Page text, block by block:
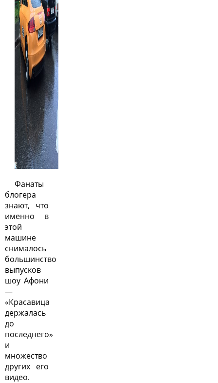
Фанаты
блогера
знают, что
именно в
этой
машине
снималось
большинство
выпусков
шоу Афони
—
«Красавица
держалась
до
последнего»
и
множество
других его
видео.